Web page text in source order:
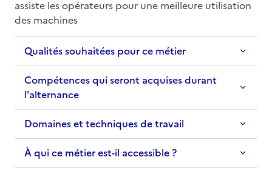
assiste les opérateurs pour une meilleure utilisation
des machines
Qualités souhaitées pour ce métier
Compétences qui seront acquises durant
l'alternance
Domaines et techniques de travail
À qui ce métier est-il accessible ?